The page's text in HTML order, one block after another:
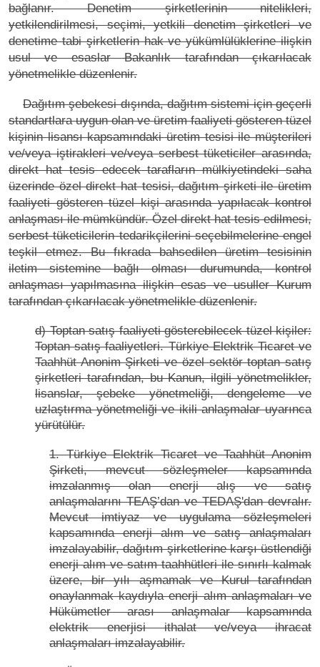
bağlanır. Denetim şirketlerinin nitelikleri,
yetkilendirilmesi, seçimi, yetkili denetim şirketleri ve
denetime tabi şirketlerin hak ve yükümlülüklerine ilişkin
usul ve esaslar Bakanlık tarafından çıkarılacak
yönetmelikle düzenlenir.
Dağıtım şebekesi dışında, dağıtım sistemi için geçerli
standartlara uygun olan ve üretim faaliyeti gösteren tüzel
kişinin lisansı kapsamındaki üretim tesisi ile müşterileri
ve/veya iştirakleri ve/veya serbest tüketiciler arasında,
direkt hat tesis edecek tarafların mülkiyetindeki saha
üzerinde özel direkt hat tesisi, dağıtım şirketi ile üretim
faaliyeti gösteren tüzel kişi arasında yapılacak kontrol
anlaşması ile mümkündür. Özel direkt hat tesis edilmesi,
serbest tüketicilerin tedarikçilerini seçebilmelerine engel
teşkil etmez. Bu fıkrada bahsedilen üretim tesisinin
iletim sistemine bağlı olması durumunda, kontrol
anlaşması yapılmasına ilişkin esas ve usuller Kurum
tarafından çıkarılacak yönetmelikle düzenlenir.
d) Toptan satış faaliyeti gösterebilecek tüzel kişiler:
Toptan satış faaliyetleri. Türkiye Elektrik Ticaret ve
Taahhüt Anonim Şirketi ve özel sektör toptan satış
şirketleri tarafından, bu Kanun, ilgili yönetmelikler,
lisanslar, şebeke yönetmeliği, dengeleme ve
uzlaştırma yönetmeliği ve ikili anlaşmalar uyarınca
yürütülür.
1. Türkiye Elektrik Ticaret ve Taahhüt Anonim
Şirketi, mevcut sözleşmeler kapsamında
imzalanmış olan enerji alış ve satış
anlaşmalarını TEAŞ’dan ve TEDAŞ'dan devralır.
Mevcut imtiyaz ve uygulama sözleşmeleri
kapsamında enerji alım ve satış anlaşmaları
imzalayabilir, dağıtım şirketlerine karşı üstlendiği
enerji alım ve satım taahhütleri ile sınırlı kalmak
üzere, bir yılı aşmamak ve Kurul tarafından
onaylanmak kaydıyla enerji alım anlaşmaları ve
Hükümetler arası anlaşmalar kapsamında
elektrik enerjisi ithalat ve/veya ihracat
anlaşmaları imzalayabilir.